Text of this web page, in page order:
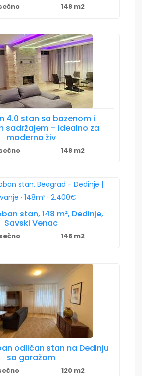
148 m2
4.0 stan sa bazenom i
sadržajem – idealno za
moderno živ
148 m2
stan, 148 m², Dedinje,
Savski Venac
148 m2
odličan stan na Dedinju
sa garažom
120 m2